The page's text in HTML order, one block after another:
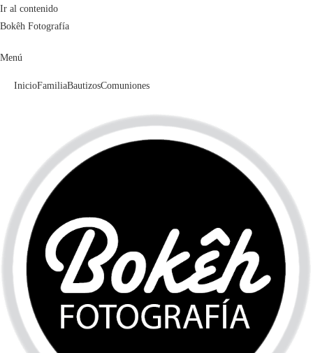
Ir al contenido
Bokêh Fotografía
Menú
InicioFamiliaBautizosComuniones